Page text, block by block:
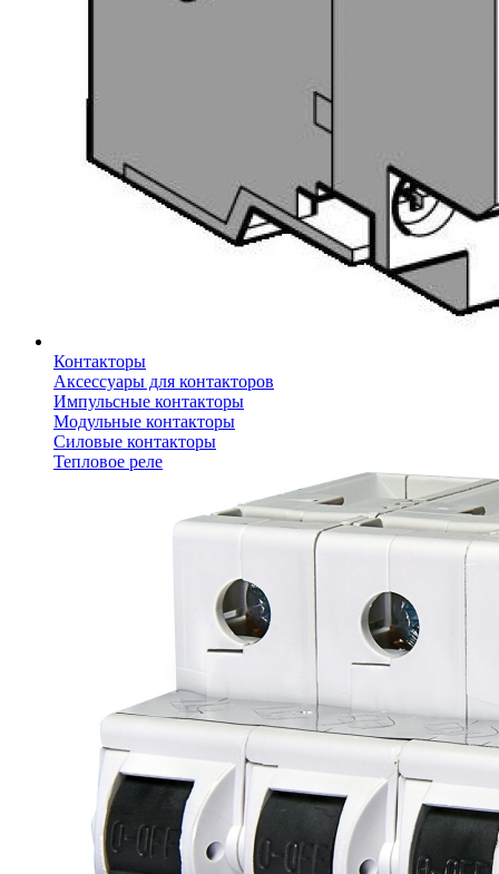
Контакторы
Аксессуары для контакторов
Импульсные контакторы
Модульные контакторы
Силовые контакторы
Тепловое реле